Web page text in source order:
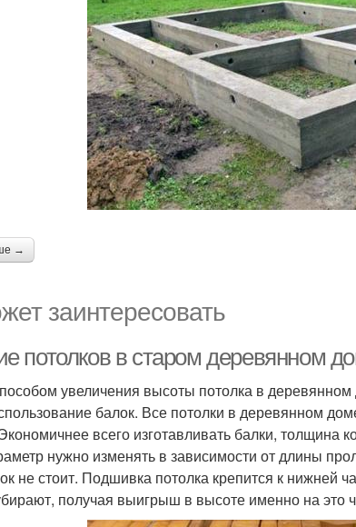
→
заинтересовать
потолков в старом деревянном
увеличения высоты потолка в
балок. Все потолки в деревянном
всего изготавливать балки,
нужно изменять в зависимости от длины
не стоит. Подшивка потолка крепится к нижней
получая выигрыш в высоте именно на это